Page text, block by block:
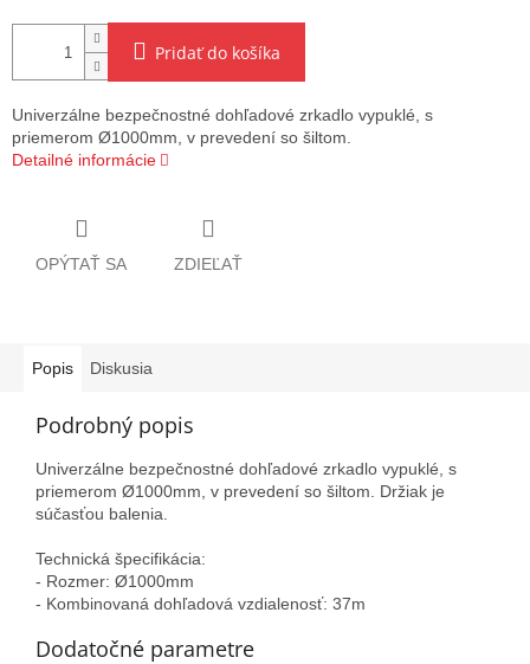
Pridať do košíka
Univerzálne bezpečnostné dohľadové zrkadlo vypuklé, s
priemerom Ø1000mm, v prevedení so šiltom.
Detailné informácie
OPÝTAŤ SA ZDIEĽAŤ
Popis Diskusia
Podrobný popis
Univerzálne bezpečnostné dohľadové zrkadlo vypuklé, s
priemerom Ø1000mm, v prevedení so šiltom. Držiak je
súčasťou balenia.
Technická špecifikácia:
- Rozmer: Ø1000mm
- Kombinovaná dohľadová vzdialenosť: 37m
Dodatočné parametre